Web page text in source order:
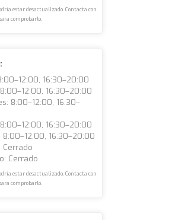
estar desactualizado. Contacta con
comprobarlo.
16:30–20:00
16:30–20:00
8:00–12:00, 16:30–
16:30–20:00
8:00–12:00, 16:30–20:00
Cerrado
Cerrado
estar desactualizado. Contacta con
comprobarlo.